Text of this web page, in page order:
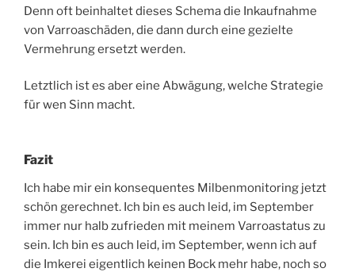
Denn oft beinhaltet dieses Schema die Inkaufnahme
von Varroaschäden, die dann durch eine gezielte
Vermehrung ersetzt werden.
Letztlich ist es aber eine Abwägung, welche Strategie
für wen Sinn macht.
Fazit
Ich habe mir ein konsequentes Milbenmonitoring jetzt
schön gerechnet. Ich bin es auch leid, im September
immer nur halb zufrieden mit meinem Varroastatus zu
sein. Ich bin es auch leid, im September, wenn ich auf
die Imkerei eigentlich keinen Bock mehr habe, noch so